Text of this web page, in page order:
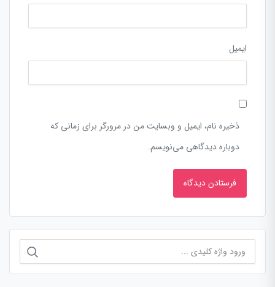
ایمیل
ذخیره نام، ایمیل و وبسایت من در مرورگر برای زمانی که
دوباره دیدگاهی می‌نویسم.